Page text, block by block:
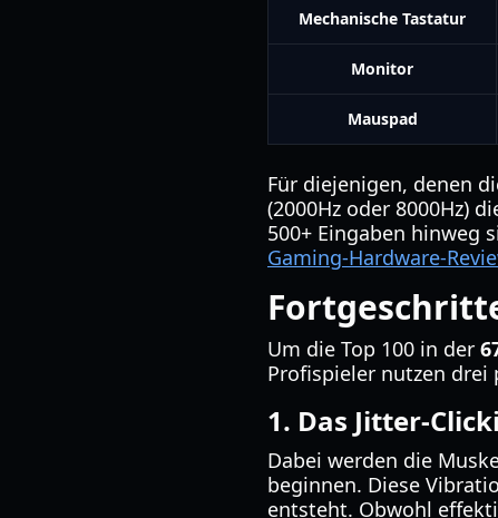
Mechanische Tastatur
Monitor
Mauspad
Für diejenigen, denen
(2000Hz oder 8000Hz)
500+ Eingaben hinweg
Gaming-Hardware-
Um die Top 100 in der
Profispieler nutzen drei
1. Das Jitter-
Dabei werden die
beginnen. Diese
entsteht. Obwohl